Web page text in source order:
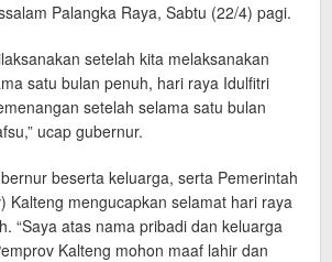
Palangka Raya, Sabtu (22/4) pagi.
setelah kita melaksanakan
satu bulan penuh, hari raya Idulfitri
setelah selama satu bulan
ucap gubernur.
beserta keluarga, serta Pemerintah
Kalteng mengucapkan selamat hari raya
“Saya atas nama pribadi dan keluarga
Kalteng mohon maaf lahir dan